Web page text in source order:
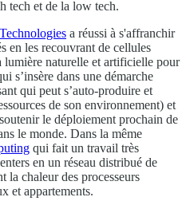
tech et de la low tech.
a réussi à s'affranchir
en les recouvrant de cellules
naturelle et artificielle pour
s’insère dans une démarche
qui peut s’auto-produire et
de son environnement) et
le déploiement prochain de
le monde. Dans la même
qui fait un travail très
en un réseau distribué de
la chaleur des processeurs
et appartements.